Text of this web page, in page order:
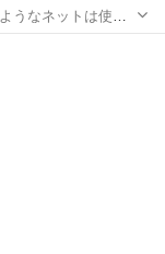
うなネットは使用